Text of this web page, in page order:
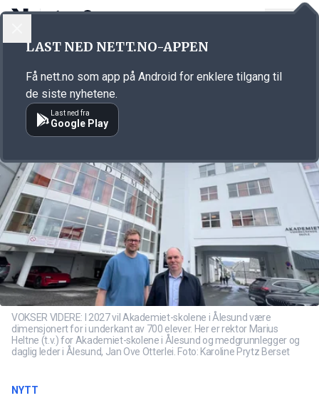
Annonsørinnhold
VOKSER VIDERE: I 2027 vil Akademiet-skolene i Ålesund være
dimensjonert for i underkant av 700 elever. Her er rektor Marius
Heltne (t.v.) for Akademiet-skolene i Ålesund og medgrunnlegger og
daglig leder i Ålesund, Jan Ove Otterlei. Foto: Karoline Prytz Berset
NYTT
LAST NED NETT.NO-APPEN
Få nett.no som app på Android for enklere tilgang til
de siste nyhetene.
Last ned fra
Google Play